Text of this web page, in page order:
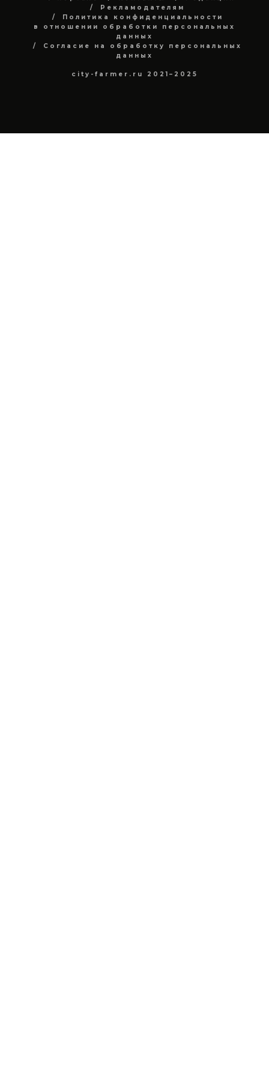
Рекламодателям
Политика конфиденциальности
в отношении обработки персональных
данных
Согласие на обработку персональных
данных
city-farmer.ru 2021–2025